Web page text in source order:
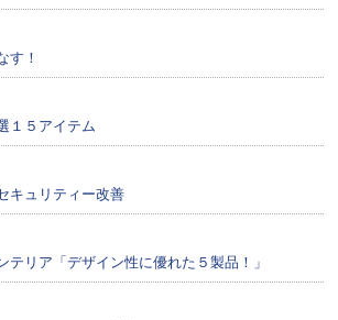
す！
１５アイテム
キュリティー改善
テリア「デザイン性に優れた５製品！」